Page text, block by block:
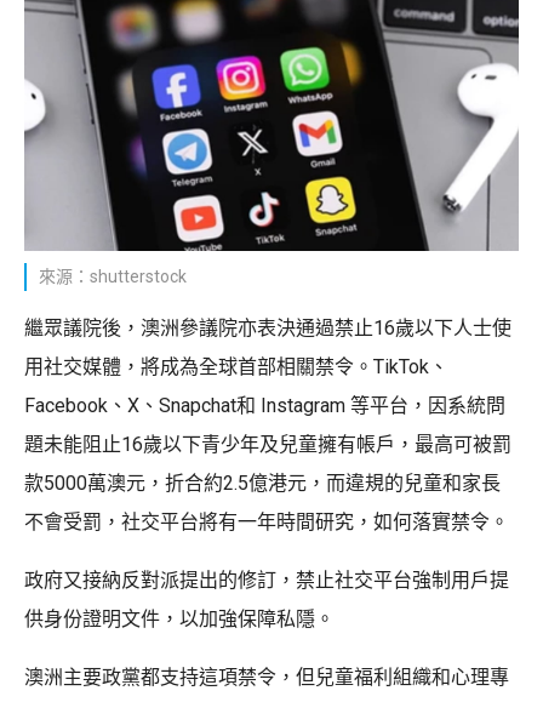
來源：shutterstock
繼眾議院後，澳洲參議院亦表決通過禁止16歲以下人士使
用社交媒體，將成為全球首部相關禁令。TikTok、
Facebook、X、Snapchat和 Instagram 等平台，因系統問
題未能阻止16歲以下青少年及兒童擁有帳戶，最高可被罰
款5000萬澳元，折合約2.5億港元，而違規的兒童和家長
不會受罰，社交平台將有一年時間研究，如何落實禁令。
政府又接納反對派提出的修訂，禁止社交平台強制用戶提
供身份證明文件，以加強保障私隱。
澳洲主要政黨都支持這項禁令，但兒童福利組織和心理專